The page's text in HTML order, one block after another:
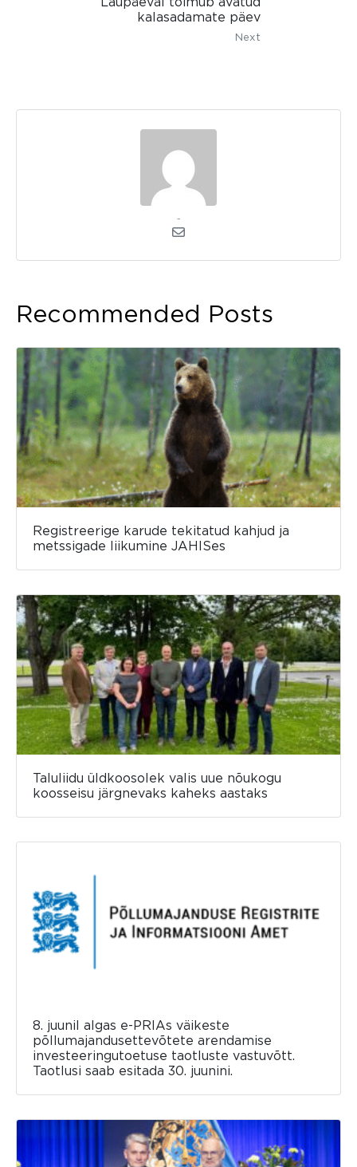
kalasadamate päev
Next
Recommended Posts
Registreerige karude tekitatud kahjud ja
metssigade liikumine JAHISes
Taluliidu üldkoosolek valis uue nõukogu
koosseisu järgnevaks kaheks aastaks
8. juunil algas e-PRIAs väikeste
põllumajandusettevõtete arendamise
investeeringutoetuse taotluste vastuvõtt.
Taotlusi saab esitada 30. juunini.